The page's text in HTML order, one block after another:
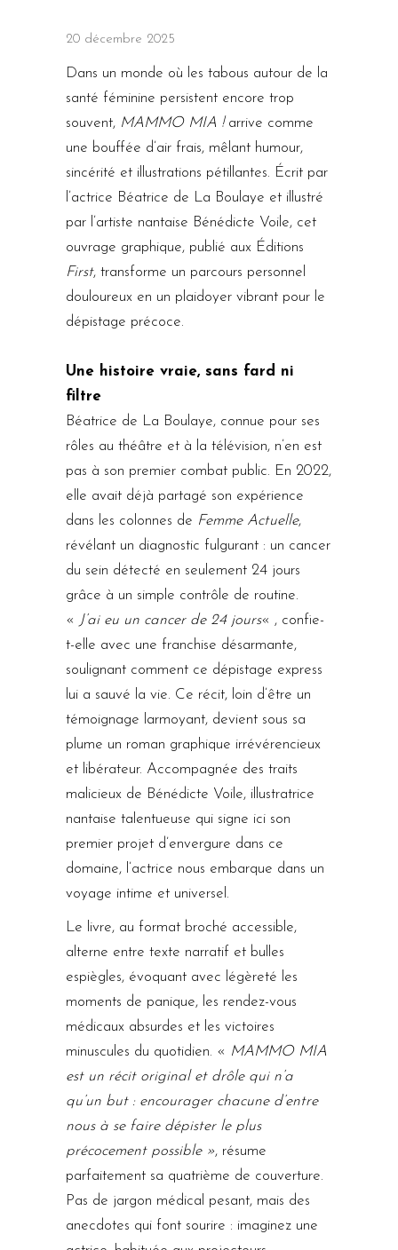
20 décembre 2025
Dans un monde où les tabous autour de la
santé féminine persistent encore trop
souvent, MAMMO MIA ! arrive comme
une bouffée d’air frais, mêlant humour,
sincérité et illustrations pétillantes. Écrit par
l’actrice Béatrice de La Boulaye et illustré
par l’artiste nantaise Bénédicte Voile, cet
ouvrage graphique, publié aux Éditions
First, transforme un parcours personnel
douloureux en un plaidoyer vibrant pour le
dépistage précoce.
Une histoire vraie, sans fard ni
filtre
Béatrice de La Boulaye, connue pour ses
rôles au théâtre et à la télévision, n’en est
pas à son premier combat public. En 2022,
elle avait déjà partagé son expérience
dans les colonnes de Femme Actuelle,
révélant un diagnostic fulgurant : un cancer
du sein détecté en seulement 24 jours
grâce à un simple contrôle de routine.
« J’ai eu un cancer de 24 jours« , confie-
t-elle avec une franchise désarmante,
soulignant comment ce dépistage express
lui a sauvé la vie. Ce récit, loin d’être un
témoignage larmoyant, devient sous sa
plume un roman graphique irrévérencieux
et libérateur. Accompagnée des traits
malicieux de Bénédicte Voile, illustratrice
nantaise talentueuse qui signe ici son
premier projet d’envergure dans ce
domaine, l’actrice nous embarque dans un
voyage intime et universel.
Le livre, au format broché accessible,
alterne entre texte narratif et bulles
espiègles, évoquant avec légèreté les
moments de panique, les rendez-vous
médicaux absurdes et les victoires
minuscules du quotidien. « MAMMO MIA
est un récit original et drôle qui n’a
qu’un but : encourager chacune d’entre
nous à se faire dépister le plus
précocement possible », résume
parfaitement sa quatrième de couverture.
Pas de jargon médical pesant, mais des
anecdotes qui font sourire : imaginez une